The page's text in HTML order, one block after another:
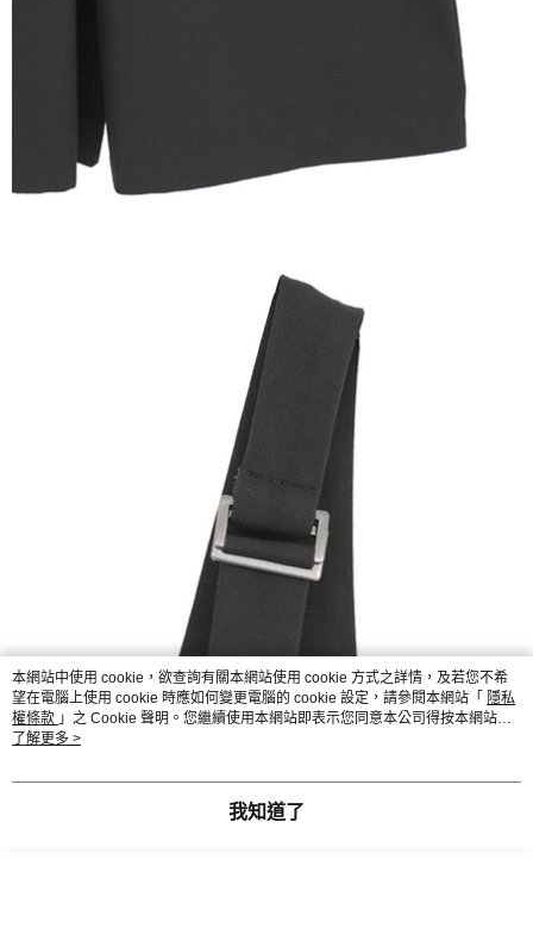
本網站中使用 cookie，欲查詢有關本網站使用 cookie 方式之詳情，及若您不希
望在電腦上使用 cookie 時應如何變更電腦的 cookie 設定，請參閱本網站「 隱私
權條款 」之 Cookie 聲明。您繼續使用本網站即表示您同意本公司得按本網站使
用條款之 Cookie 聲明使用 cookie。
了解更多 >
我知道了